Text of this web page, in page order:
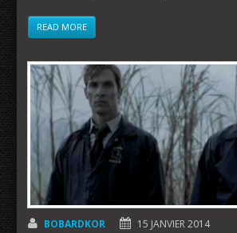
READ MORE
BOBARDKOR 15 JANVIER 2014